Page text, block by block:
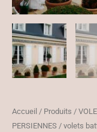
Accueil / Produits /
PERSIENNES / volets